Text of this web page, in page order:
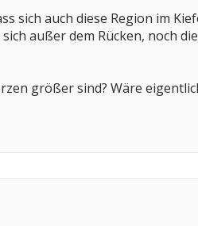
sich auch diese Region im
außer dem Rücken, noch
größer sind? Wäre